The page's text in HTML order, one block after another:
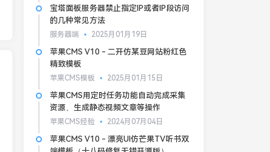
宝塔面板服务器禁止指定IP或者IP段访问
的几种常见方法
服务器端 2025月01月19日
苹果CMS V10 - 二开仿某豆网站粉红色
精致模板
苹果CMS模板 2025月01月15日
苹果CMS用定时任务功能自动完成采集
资源、生成静态视频文章等操作
苹果CMS经验 2024月07月04日
苹果CMS V10 - 漂亮UI仿芒果TV听书双